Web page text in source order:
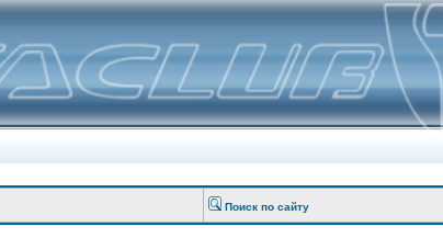
Поиск по сайту